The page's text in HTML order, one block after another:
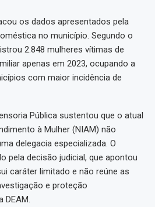
os dados apresentados pela
no município. Segundo o
2.848 mulheres vítimas de
apenas em 2023, ocupando a
com maior incidência de
Pública sustentou que o atual
à Mulher (NIAM) não
delegacia especializada. O
pela decisão judicial, que apontou
caráter limitado e não reúne as
e proteção
DEAM.